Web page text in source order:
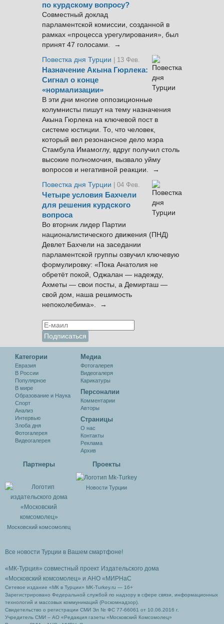
по курдскому вопросу?
Совместный доклад
парламентской комиссии, созданной в
рамках «процесса урегулирования», был
принят 47 голосами. →
Повестка дня Турции
| 13 Фев.
Назначение Акына Гюрлека:
Сигнал о конце
«нормализации»
В эти дни многие оппозиционные
колумнисты пишут на тему назначения
Акына Гюрлека на ключевой пост в
системе юстиции. То, что человек,
который вел резонансное дело мэра
Стамбула Имамоглу, вдруг получил столь
высокие полномочия, вызвало уйму
вопросов и негативной реакции. →
Повестка дня Турции
| 04 Фев.
Четыре условия Бахчели
для решения курдского
вопроса
Во вторник лидер Партии
националистического движения (ПНД)
Девлет Бахчели на заседании
парламентской группы озвучил ключевую
формулировку: «Пока Анатолия не
обретёт покой, Оджалан — надежду,
Ахметы — свои посты, а Демирташ —
свой дом, наша решимость
непоколебима». →
Категории
Евразия
В России
Популярное
В мире
Образование и Наука
Спорт
Анализ
Интервью
Злоба дня
Фотогалерея
Видеогалерея
Медиа
Фотогалерея
Видеогалеря
Карикатуры
Персоналии
Комментарии
Авторы
Cтраницы
О нас
Контакты
Реклама
Архив
Партнеры
Московский комсомолец
Проекты
Новости Турции
Все новости Турции в Вашем смартфоне!
«МК-Турция» совместный проект Издательского дома
«Московский комсомолец» и АНО «МИРНаС
Сетевое издание «МК в Турции» MK-Turkey.ru — 16+
Зарегистрировано Федеральной службой по надзору в сфере связи, информационных
технологий и массовых коммуникаций (Роскомнадзор).
Свидетельство о регистрации СМИ Эл № ФС 77-66061 от 10.06.2016 г.
Учредитель СМИ – АО «Редакция газеты «Московский Комсомолец»